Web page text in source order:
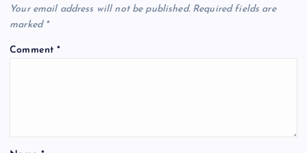
i
g
Your email address will not be published. Required fields are
marked *
Comment*